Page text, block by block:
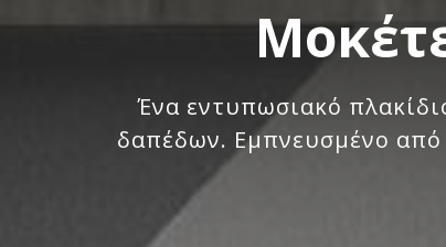
Ένα εντυπωσιακό
δαπέδων. Εμπνευσμένο από